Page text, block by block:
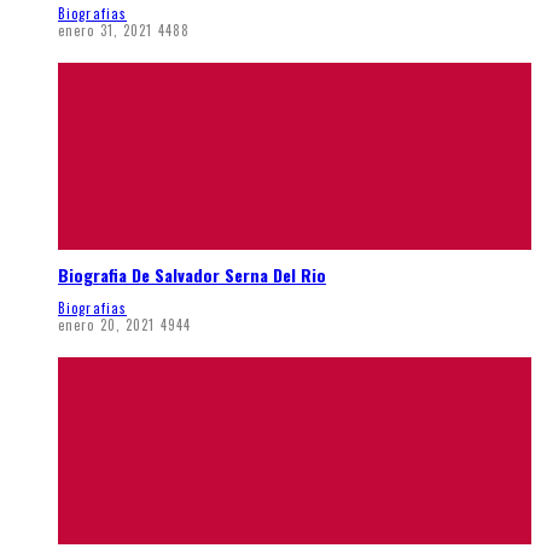
Biografias
enero 31, 2021 4488
Biografia De Salvador Serna Del Rio
Biografias
enero 20, 2021 4944